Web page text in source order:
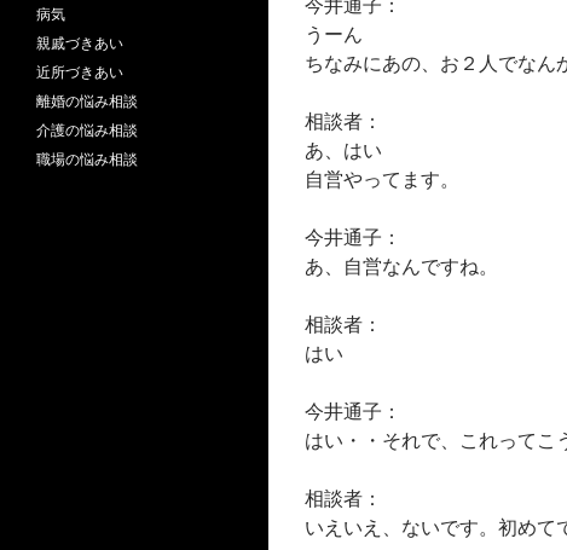
うーん
ちなみにあの、お２人でなん
相談者：
あ、はい
自営やってます。
今井通子：
あ、自営なんですね。
相談者：
はい
今井通子：
はい・・それで、これってこ
相談者：
いえいえ、ないです。初めて
病気
親戚づきあい
近所づきあい
離婚の悩み相談
介護の悩み相談
職場の悩み相談